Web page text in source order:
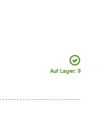
Auf Lager: 9